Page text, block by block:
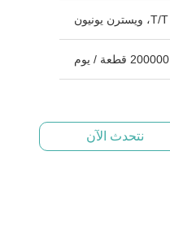
T/T، ويسترن يونيون
200000 قطعة / يوم
نتحدث الآن